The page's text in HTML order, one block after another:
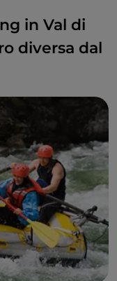
in Val di
diversa dal